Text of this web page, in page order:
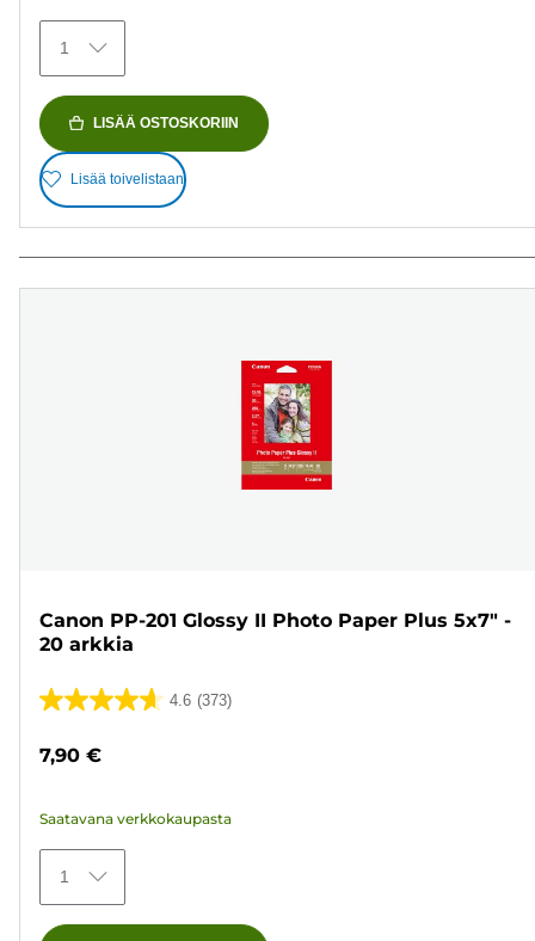
1
LISÄÄ OSTOSKORIIN
Lisää toivelistaan
Canon PP-201 Glossy II Photo Paper Plus 5x7" -
20 arkkia
4.6 (373)
4.6/5
373
7,90 €
Saatavana verkkokaupasta
1